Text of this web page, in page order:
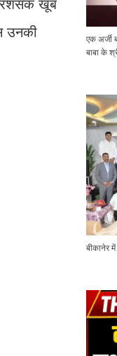
खूब
उनकी
एक अर्जी
बाबा के
बीकानेर